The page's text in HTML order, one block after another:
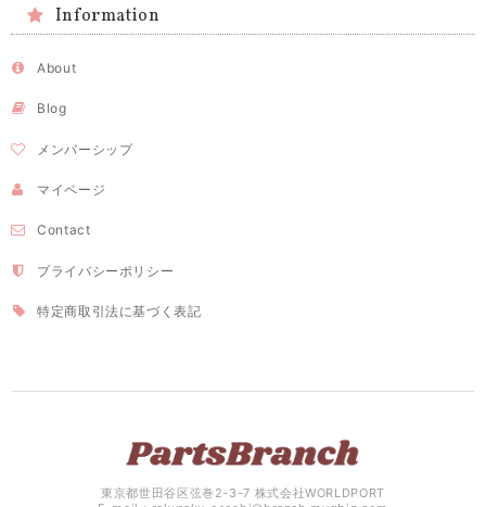
Information
About
Blog
メンバーシップ
マイページ
Contact
プライバシーポリシー
特定商取引法に基づく表記
東京都世田谷区弦巻2-3-7 株式会社WORLDPORT